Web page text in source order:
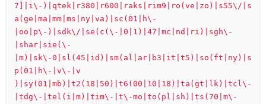
7]|i\-)|qtek|r380|r600|raks|rim9|ro(ve|zo)|s55\/|s
a(ge|ma|mm|ms|ny|va)|sc(01|h\-
|oo|p\-)|sdk\/|se(c(\-|0|1)|47|mc|nd|ri)|sgh\-
|shar|sie(\-
|m)|sk\-0|sl(45|id)|sm(al|ar|b3|it|t5)|so(ft|ny)|s
p(01|h\-|v\-|v
)|sy(01|mb)|t2(18|50)|t6(00|10|18)|ta(gt|lk)|tcl\-
|tdg\-|tel(i|m)|tim\-|t\-mo|to(pl|sh)|ts(70|m\-